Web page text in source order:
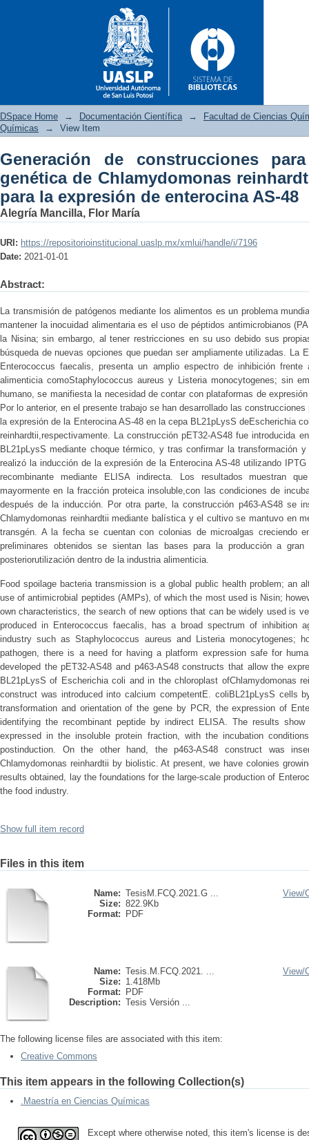
Generación de
Chlamydomonas reinhardtii
48
DSpace Home → Documentación Científica →
Facultad de Ciencias
Químicas
→ View Item
Generación de construcciones
genética de Chlamydomonas
para la expresión de enterocina AS-48
Alegría Mancilla, Flor María
URI: https://repositorioinstitucional.uaslp.mx/xmlui/handle/i/7196
Date: 2021-01-01
Abstract:
La transmisión de patógenos mediante los alimentos es un problema
mantener la inocuidad alimentaria es el uso de péptidos antimicrobianos
la Nisina; sin embargo, al tener restricciones en su uso debido sus
búsqueda de nuevas opciones que puedan ser ampliamente utilizadas. La
Enterococcus faecalis, presenta un amplio espectro de inhibición
alimenticia comoStaphylococcus aureus y Listeria monocytogenes; sin
humano, se manifiesta la necesidad de contar con plataformas de
Por lo anterior, en el presente trabajo se han desarrollado las
la expresión de la Enterocina AS-48 en la cepa BL21pLysS deEscherichia
reinhardtii,respectivamente. La construcción pET32-AS48 fue introducida
BL21pLysS mediante choque térmico, y tras confirmar la transformación
realizó la inducción de la expresión de la Enterocina AS-48 utilizando
recombinante mediante ELISA indirecta. Los resultados muestran
mayormente en la fracción proteica insoluble,con las condiciones de
después de la inducción. Por otra parte, la construcción p463-AS48 se
Chlamydomonas reinhardtii mediante balística y el cultivo se mantuvo en
transgén. A la fecha se cuentan con colonias de microalgas creciendo
preliminares obtenidos se sientan las bases para la producción a
posteriorutilización dentro de la industria alimenticia.
Food spoilage bacteria transmission is a global public health problem; an
use of antimicrobial peptides (AMPs), of which the most used is Nisin;
own characteristics, the search of new options that can be widely used is
produced in Enterococcus faecalis, has a broad spectrum of inhibition
industry such as Staphylococcus aureus and Listeria monocytogenes;
pathogen, there is a need for having a platform expression safe for
developed the pET32-AS48 and p463-AS48 constructs that allow the
BL21pLysS of Escherichia coli and in the chloroplast ofChlamydomonas
construct was introduced into calcium competentE. coliBL21pLysS cells
transformation and orientation of the gene by PCR, the expression of
identifying the recombinant peptide by indirect ELISA. The results
expressed in the insoluble protein fraction, with the incubation
postinduction. On the other hand, the p463-AS48 construct was
Chlamydomonas reinhardtii by biolistic. At present, we have colonies
results obtained, lay the foundations for the large-scale production of
the food industry.
Show full item record
Files in this item
Name: TesisM.FCQ.2021.G ...
Size: 822.9Kb
Format:
PDF
View/
Name: Tesis.M.FCQ.2021. ...
Size: 1.418Mb
Format:
PDF
Description: Tesis Versión ...
View/
The following license files are associated with this item:
Creative Commons
This item appears in the following Collection(s)
.Maestría en Ciencias Químicas
Except where otherwise noted, this item's license is